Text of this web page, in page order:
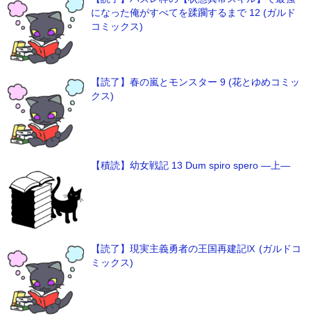
になった俺がすべてを蹂躙するまで 12 (ガルド
コミックス)
【読了】春の嵐とモンスター 9 (花とゆめコミッ
クス)
【積読】幼女戦記 13 Dum spiro spero ―上―
【読了】現実主義勇者の王国再建記Ⅸ (ガルドコ
ミックス)